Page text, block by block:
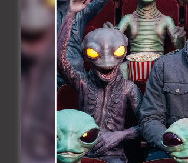
Daarnaast is ook de
Deze door
de 14-jarige
Bgirl Badliging in
derde lichting van
werd door hetVAF,
telkens 15 minuten
ogen van een kind.